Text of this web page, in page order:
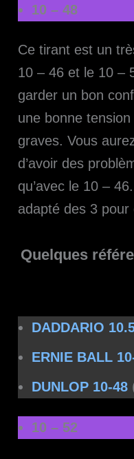
10 – 48
Ce tirant est un
10 – 46 et le 10 –
garder un bon
une bonne
graves. Vous
d’avoir des
qu’avec le 10 –
adapté des 3 pour
Quelques
DADDARIO
ERNIE BALL
DUNLOP 10-48
10 – 52